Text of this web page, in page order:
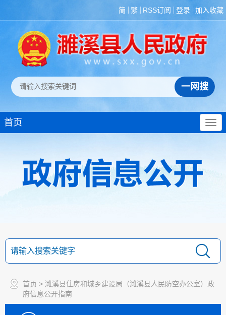
简 繁 RSS订阅 登录 加入收藏
首页
首页 > 濉溪县住房和城乡建设局（濉溪县人民防空办公室）政
府信息公开指南